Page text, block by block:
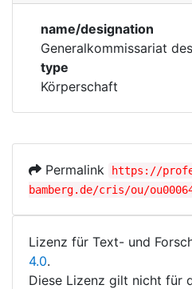
registry
name/designation
Generalkommissariat
type
Körperschaft
Permalink
https://
bamberg.de/cris/ou/
Lizenz für Text- und
4.0.
Diese Lizenz gilt nicht für